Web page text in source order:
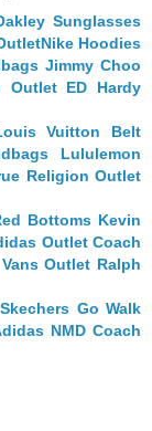
Sunglasses
Nike Hoodies
Jimmy Choo
Outlet ED Hardy
Vuitton Belt
Lululemon
Religion Outlet
Bottoms Kevin
Outlet Coach
Vans Outlet Ralph
Skechers Go Walk
NMD Coach